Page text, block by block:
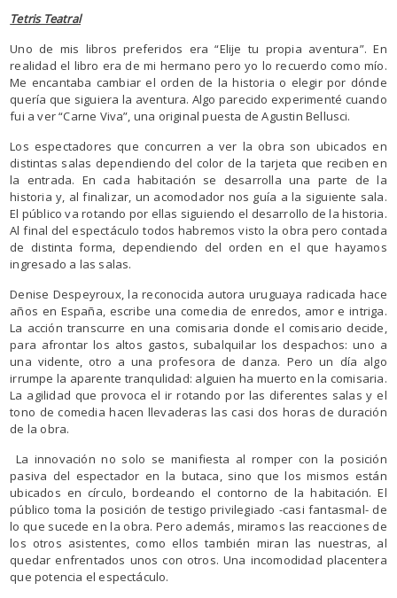
Tetris Teatral
Uno de mis libros preferidos era “Elije tu propia aventura”. En
realidad el libro era de mi hermano pero yo lo recuerdo como mío.
Me encantaba cambiar el orden de la historia o elegir por dónde
quería que siguiera la aventura. Algo parecido experimenté cuando
fui a ver “Carne Viva”, una original puesta de Agustin Bellusci.
Los espectadores que concurren a ver la obra son ubicados en
distintas salas dependiendo del color de la tarjeta que reciben en
la entrada. En cada habitación se desarrolla una parte de la
historia y, al finalizar, un acomodador nos guía a la siguiente sala.
El público va rotando por ellas siguiendo el desarrollo de la historia.
Al final del espectáculo todos habremos visto la obra pero contada
de distinta forma, dependiendo del orden en el que hayamos
ingresado a las salas.
Denise Despeyroux, la reconocida autora uruguaya radicada hace
años en España, escribe una comedia de enredos, amor e intriga.
La acción transcurre en una comisaria donde el comisario decide,
para afrontar los altos gastos, subalquilar los despachos: uno a
una vidente, otro a una profesora de danza. Pero un día algo
irrumpe la aparente tranqulidad: alguien ha muerto en la comisaria.
La agilidad que provoca el ir rotando por las diferentes salas y el
tono de comedia hacen llevaderas las casi dos horas de duración
de la obra.
La innovación no solo se manifiesta al romper con la posición
pasiva del espectador en la butaca, sino que los mismos están
ubicados en círculo, bordeando el contorno de la habitación. El
público toma la posición de testigo privilegiado -casi fantasmal- de
lo que sucede en la obra. Pero además, miramos las reacciones de
los otros asistentes, como ellos también miran las nuestras, al
quedar enfrentados unos con otros. Una incomodidad placentera
que potencia el espectáculo.